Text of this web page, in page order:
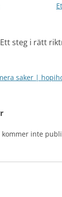
Ett steg i rätt
saker |
kommer inte